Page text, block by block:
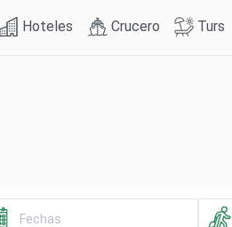
Hoteles Crucero Turs